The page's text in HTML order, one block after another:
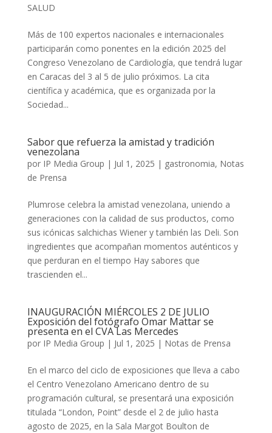
SALUD
Más de 100 expertos nacionales e internacionales
participarán como ponentes en la edición 2025 del
Congreso Venezolano de Cardiología, que tendrá lugar
en Caracas del 3 al 5 de julio próximos. La cita
científica y académica, que es organizada por la
Sociedad...
Sabor que refuerza la amistad y tradición
venezolana
por IP Media Group | Jul 1, 2025 | gastronomia, Notas
de Prensa
Plumrose celebra la amistad venezolana, uniendo a
generaciones con la calidad de sus productos, como
sus icónicas salchichas Wiener y también las Deli. Son
ingredientes que acompañan momentos auténticos y
que perduran en el tiempo Hay sabores que
trascienden el...
INAUGURACIÓN MIÉRCOLES 2 DE JULIO
Exposición del fotógrafo Omar Mattar se
presenta en el CVA Las Mercedes
por IP Media Group | Jul 1, 2025 | Notas de Prensa
En el marco del ciclo de exposiciones que lleva a cabo
el Centro Venezolano Americano dentro de su
programación cultural, se presentará una exposición
titulada “London, Point” desde el 2 de julio hasta
agosto de 2025, en la Sala Margot Boulton de